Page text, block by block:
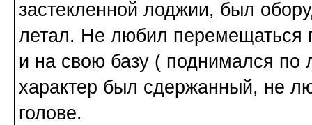
застекленной лоджии, был
летал. Не любил перемещаться
и на свою базу ( поднимался по
характер был сдержанный, не
голове.